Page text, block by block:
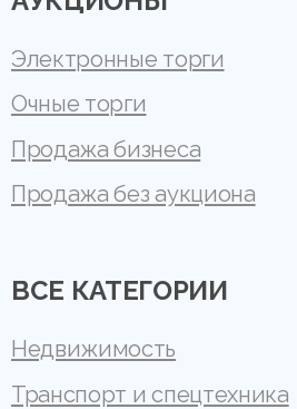
Электронные торги
Очные торги
Продажа бизнеса
Продажа без аукциона
ВСЕ КАТЕГОРИИ
Недвижимость
Транспорт и спецтехника